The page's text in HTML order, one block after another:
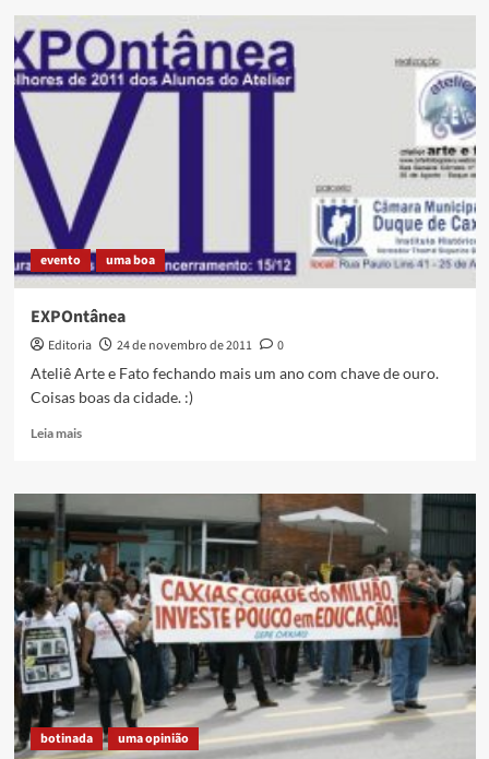
“Movida
Caxiense”
–
um
olhar
arte
contemporânea
em
Dallas
City
evento uma boa
EXPOntânea
Editoria 24 de novembro de 2011
0
Ateliê Arte e Fato fechando mais um ano com chave de ouro.
Coisas boas da cidade. :)
Leia maisRead
EXPOntânea
botinada uma opinião